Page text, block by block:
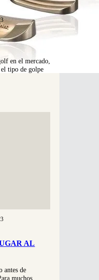
en el mercado,
el tipo de golpe
AL
antes de
muchos